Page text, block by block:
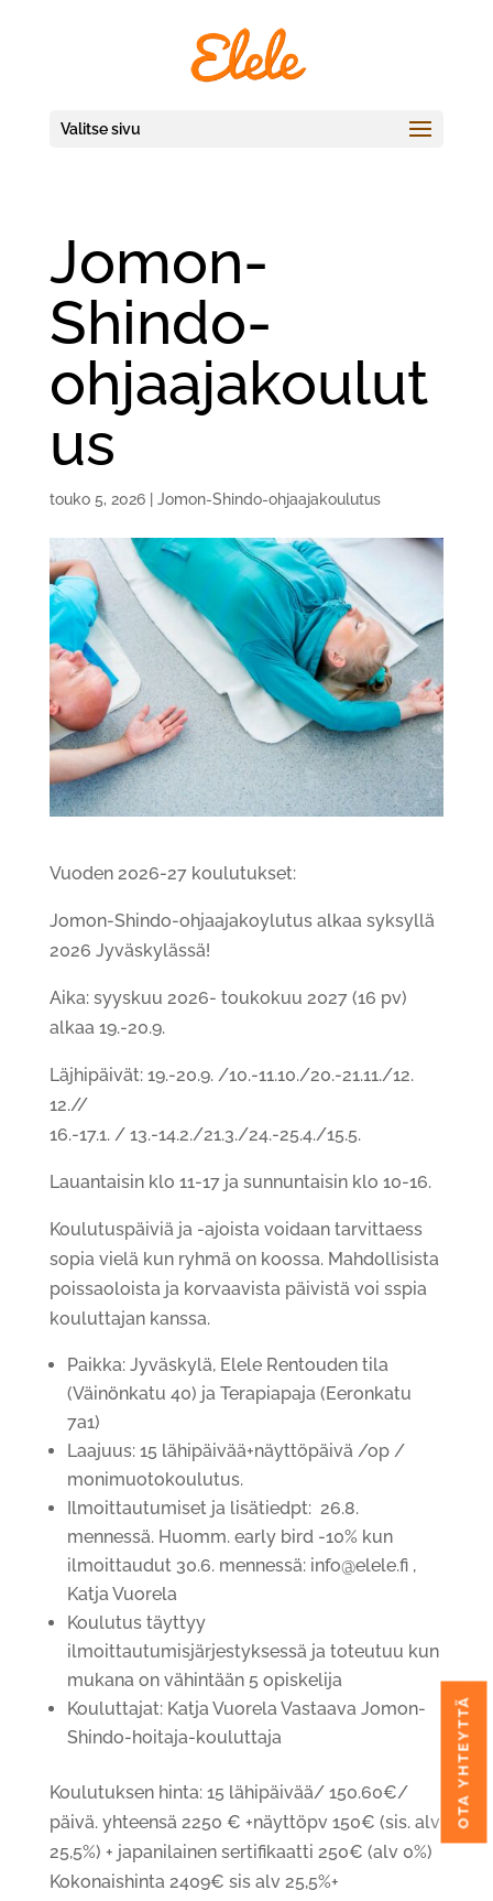
Valitse sivu
Jomon-
Shindo-
ohjaajakoulut
us
touko 5, 2026| Jomon-Shindo-ohjaajakoulutus
Vuoden 2026-27 koulutukset:
Jomon-Shindo-ohjaajakoylutus alkaa syksyllä
2026 Jyväskylässä!
Aika: syyskuu 2026- toukokuu 2027 (16 pv)
alkaa 19.-20.9.
Läjhipäivät: 19.-20.9. /10.-11.10./20.-21.11./12.
12.//
16.-17.1. / 13.-14.2./21.3./24.-25.4./15.5.
Lauantaisin klo 11-17 ja sunnuntaisin klo 10-16.
Koulutuspäiviä ja -ajoista voidaan tarvittaess
sopia vielä kun ryhmä on koossa. Mahdollisista
poissaoloista ja korvaavista päivistä voi sspia
kouluttajan kanssa.
Paikka: Jyväskylä, Elele Rentouden tila
(Väinönkatu 40) ja Terapiapaja (Eeronkatu
7a1)
Laajuus: 15 lähipäivää+näyttöpäivä /op /
monimuotokoulutus.
Ilmoittautumiset ja lisätiedpt: 26.8.
mennessä. Huomm. early bird -10% kun
ilmoittaudut 30.6. mennessä: info@elele.fi ,
Katja Vuorela
Koulutus täyttyy
ilmoittautumisjärjestyksessä ja toteutuu kun
mukana on vähintään 5 opiskelija
Kouluttajat: Katja Vuorela Vastaava Jomon-
Shindo-hoitaja-kouluttaja
Koulutuksen hinta: 15 lähipäivää/ 150.60€/
päivä. yhteensä 2250 € +näyttöpv 150€ (sis. alv
25,5%) + japanilainen sertifikaatti 250€ (alv 0%)
Kokonaishinta 2409€ sis alv 25,5%+
OTA YHTEYTTÄ